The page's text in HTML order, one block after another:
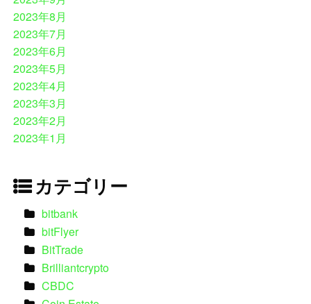
2023年8月
2023年7月
2023年6月
2023年5月
2023年4月
2023年3月
2023年2月
2023年1月
カテゴリー
bitbank
bitFlyer
BitTrade
Brilliantcrypto
CBDC